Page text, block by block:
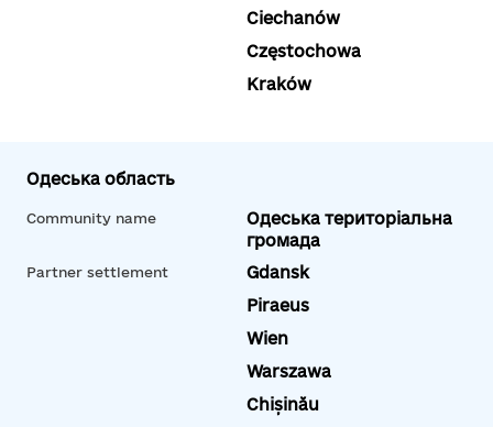
Ciechanów
Częstochowa
Kraków
Одеська область
Community name
Одеська територіальна
громада
Partner settlement
Gdansk
Piraeus
Wien
Warszawa
Chișinău